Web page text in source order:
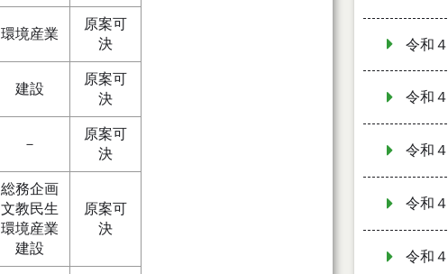
環境産業
原案可
決
建設
原案可
決
－
原案可
決
総務企画
文教民生
環境産業
建設
原案可
決
令和
令和
令和
令和
令和